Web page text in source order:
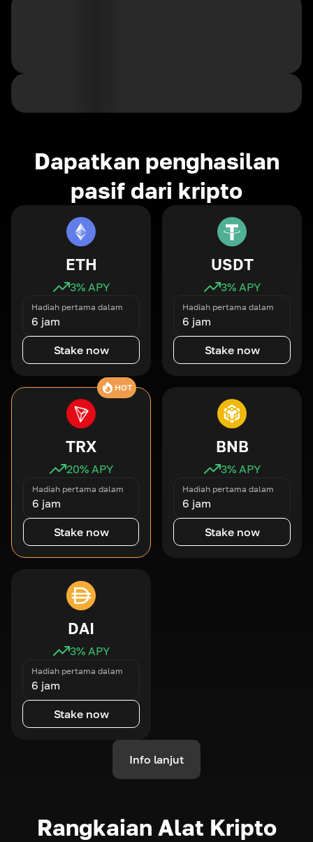
Dapatkan penghasilan
pasif dari kripto
ETH
3% APY
Hadiah pertama dalam
6 jam
Stake now
USDT
3% APY
Hadiah pertama dalam
6 jam
Stake now
HOT
TRX
20% APY
Hadiah pertama dalam
6 jam
Stake now
BNB
3% APY
Hadiah pertama dalam
6 jam
Stake now
DAI
3% APY
Hadiah pertama dalam
6 jam
Stake now
Info lanjut
Rangkaian Alat Kripto